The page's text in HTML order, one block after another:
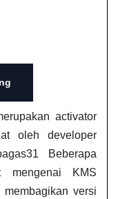
activator
oleh developer
Beberapa
KMS
versi